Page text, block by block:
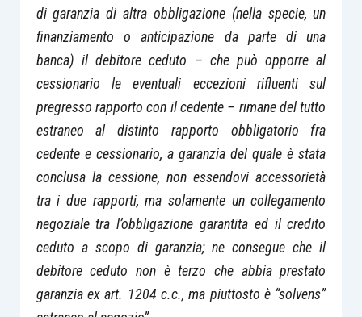
di garanzia di altra obbligazione (nella specie, un
finanziamento o anticipazione da parte di una
banca) il debitore ceduto – che può opporre al
cessionario le eventuali eccezioni rifluenti sul
pregresso rapporto con il cedente – rimane del tutto
estraneo al distinto rapporto obbligatorio fra
cedente e cessionario, a garanzia del quale è stata
conclusa la cessione, non essendovi accessorietà
tra i due rapporti, ma solamente un collegamento
negoziale tra l’obbligazione garantita ed il credito
ceduto a scopo di garanzia; ne consegue che il
debitore ceduto non è terzo che abbia prestato
garanzia ex art. 1204 c.c., ma piuttosto è “solvens”